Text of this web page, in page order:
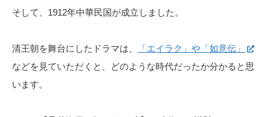
そして、1912年中華民国が成立しました。
清王朝を舞台にしたドラマは、
「エイラク」や「如意伝」
などを見ていただくと、どのような時代だったか分かると思
います。